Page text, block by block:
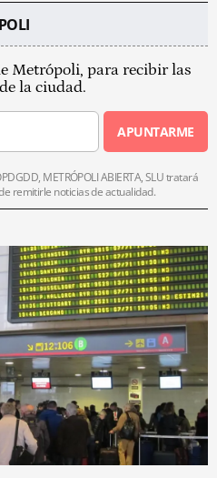
Metrópoli, para recibir las
la ciudad.
APUNTARME
METRÓPOLI ABIERTA, SLU tratará
remitirle noticias de actualidad.